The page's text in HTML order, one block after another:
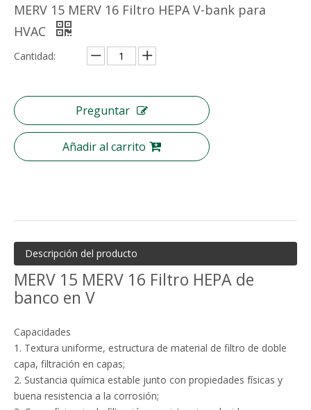
MERV 15 MERV 16 Filtro HEPA V-bank para
HVAC
Cantidad:
Preguntar
Añadir al carrito
Descripción del producto
MERV 15 MERV 16 Filtro HEPA de
banco en V
Capacidades
1. Textura uniforme, estructura de material de filtro de doble
capa, filtración en capas;
2. Sustancia química estable junto con propiedades físicas y
buena resistencia a la corrosión;